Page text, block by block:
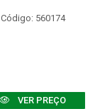
Código: 560174
VER PREÇO